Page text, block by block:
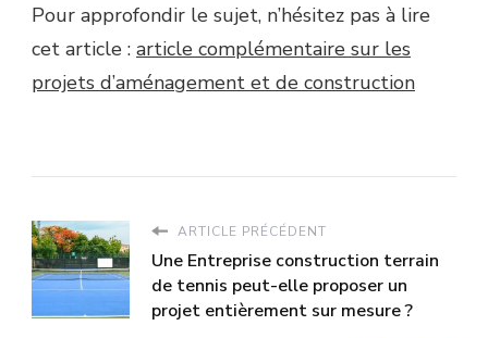
Pour approfondir le sujet, n’hésitez pas à lire
cet article : article complémentaire sur les
projets d’aménagement et de construction
ARTICLE PRÉCÉDENT
Une Entreprise construction terrain
de tennis peut-elle proposer un
projet entièrement sur mesure ?